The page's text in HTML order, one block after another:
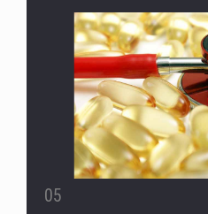
05